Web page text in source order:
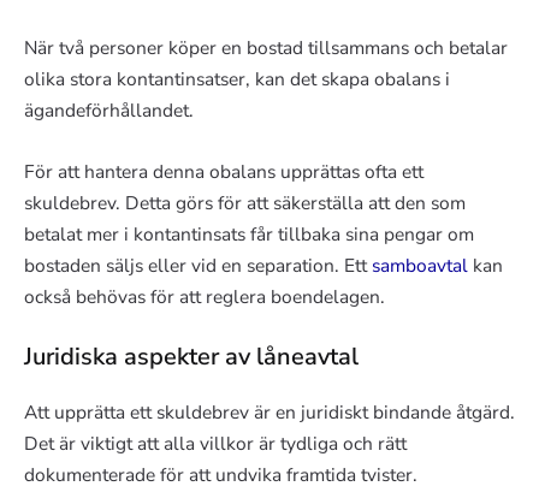
När två personer köper en bostad tillsammans och betalar
olika stora kontantinsatser, kan det skapa obalans i
ägandeförhållandet.
För att hantera denna obalans upprättas ofta ett
skuldebrev. Detta görs för att säkerställa att den som
betalat mer i kontantinsats får tillbaka sina pengar om
bostaden säljs eller vid en separation. Ettsamboavtal kan
också behövas för att reglera boendelagen.
Juridiska aspekter av låneavtal
Att upprätta ett skuldebrev är en juridiskt bindande åtgärd.
Det är viktigt att alla villkor är tydliga och rätt
dokumenterade för att undvika framtida tvister.